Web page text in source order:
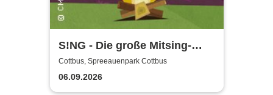
S!NG - Die große Mitsing-
Revue
Cottbus, Spreeauenpark Cottbus
06.09.2026